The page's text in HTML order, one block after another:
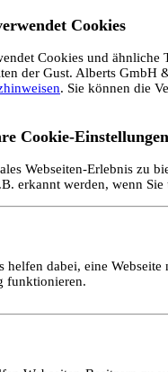
Cookies
Cookies und
der Gust. Alberts GmbH
. Sie können die
Cookie-Einstellungen
Webseiten-Erlebnis zu
erkannt werden, wenn
helfen dabei, eine
funktionieren.